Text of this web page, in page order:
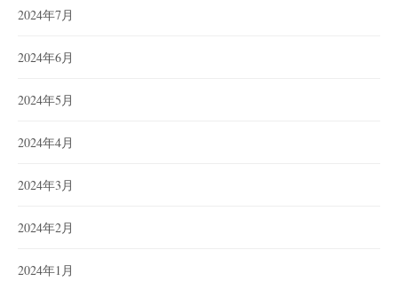
2024年7月
2024年6月
2024年5月
2024年4月
2024年3月
2024年2月
2024年1月